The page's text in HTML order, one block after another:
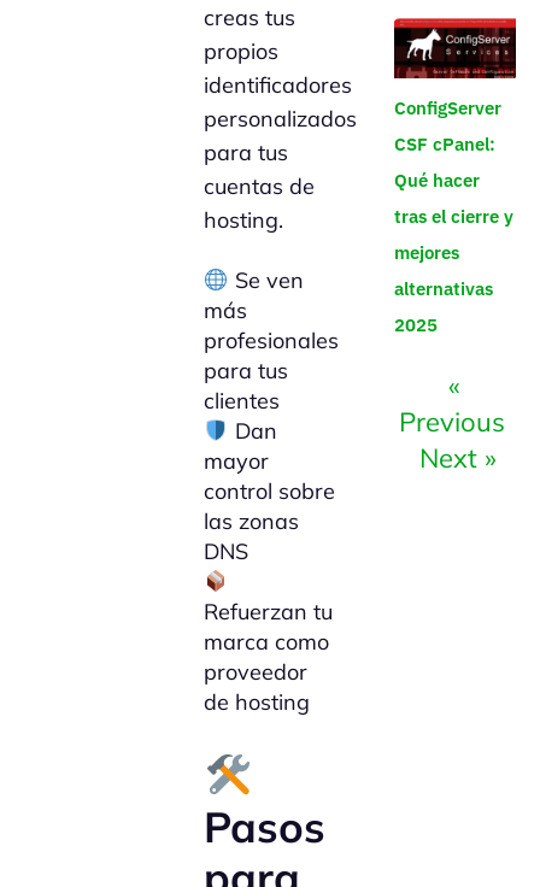
creas tus
propios
identificadores
personalizados
para tus
cuentas de
hosting.
Se ven
más
profesionales
para tus
clientes
Dan
mayor
control sobre
las zonas
DNS
Refuerzan tu
marca como
proveedor
de hosting
Pasos
ConfigServer
CSF cPanel:
Qué hacer
tras el cierre y
mejores
alternativas
2025
«
Previous
Next »